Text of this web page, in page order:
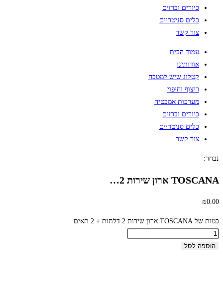
כיורים וברזים
כלים סניטריים
צור קשר
עמוד הבית
אודותינו
קטלוג שיש למטבח
ריצוף וחיפוי
מערכות אמבטיה
כיורים וברזים
כלים סניטריים
צור קשר
נבחר:
TOSCANA ארון שירות 2…
₪0.00
כמות של TOSCANA ארון שירות 2 דלתות + 2 תאים
הוספה לסל